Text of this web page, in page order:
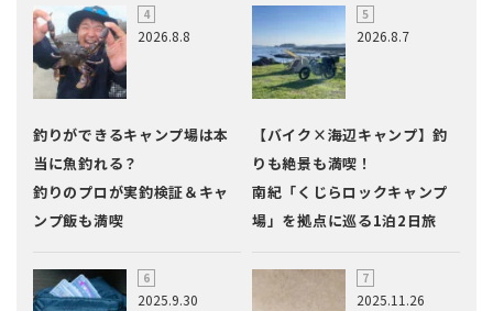
2026.8.8
釣りができるキャンプ場は本
当に魚釣れる？
釣りのプロが実釣検証＆キャ
ンプ飯も満喫
2026.8.7
【バイク×海辺キャンプ】釣
りも絶景も満喫！
南紀「くじらロックキャンプ
場」を拠点に巡る1泊2日旅
2025.9.30 2025.11.26